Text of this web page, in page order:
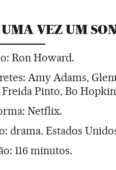
VEZ UM
Ron Howard.
Amy Adams,
Freida Pinto, Bo
Netflix.
drama. Estados
116 minutos.